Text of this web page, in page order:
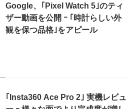
Google、｢Pixel Watch 5｣のティ
ザー動画を公開 ｰ ｢時計らしい外
観を保つ品格｣をアピール
｢Insta360 Ace Pro 2｣ 実機レビュ